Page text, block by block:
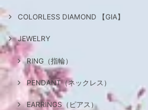
COLORLESS DIAMOND 【GIA】
JEWELRY
RING（指輪）
PENDANT（ネックレス）
EARRINGS（ピアス）